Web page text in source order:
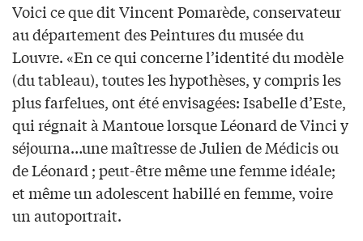
Voici ce que dit Vincent Pomarède, conservateur
au département des Peintures du musée du
Louvre. «En ce qui concerne l’identité du modèle
(du tableau), toutes les hypothèses, y compris les
plus farfelues, ont été envisagées: Isabelle d’Este,
qui régnait à Mantoue lorsque Léonard de Vinci y
séjourna…une maîtresse de Julien de Médicis ou
de Léonard ; peut-être même une femme idéale;
et même un adolescent habillé en femme, voire
un autoportrait.